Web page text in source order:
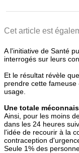
Cet article est
A l'initiative de Santé
interrogés sur leurs
Et le résultat révèle
prendre cette
usage.
Une totale
Ainsi, pour les moins
dans les 24 heures
l'idée de recourir à la
contraception
Seule 1% des